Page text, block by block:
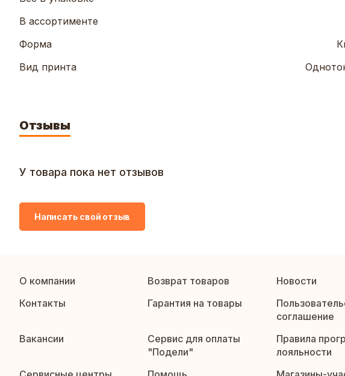
В ассортименте
Форма
Вид принта
Отзывы
У товара пока нет отзывов
Написать свой отзыв
О компании Возврат товаров
Новости
Контакты
Гарантия на товары
соглашение
Вакансии
Сервис для оплаты
"Подели"
Правила
лояльности